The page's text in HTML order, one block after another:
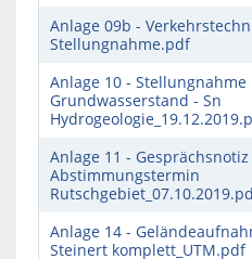
Anlage 09b -
Stellungnahme.pdf
Anlage 10 - Stellungnahme
Grundwasserstand - Sn
Anlage 11 - Gesprächsnotiz
Abstimmungstermin
Anlage 14 -
Steinert komplett_UTM.pdf